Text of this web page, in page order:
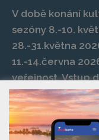
V době konání
sezóny 8.-10.
28.-31.května
11.-14.června
veřejnost. Vstup
po zaplacení
Telefon:+420 519
E-mail: